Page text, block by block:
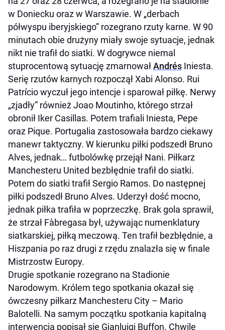
w Doniecku oraz w Warszawie. W „derbach
półwyspu iberyjskiego” rozegrano rzuty karne. W 90
minutach obie drużyny miały swoje sytuacje, jednak
nikt nie trafił do siatki. W dogrywce niemal
stuprocentową sytuację zmarnowałAndrés Iniesta.
Serię rzutów karnych rozpoczął Xabi Alonso. Rui
Patrício wyczuł jego intencje i sparował piłkę. Nerwy
„zjadły” również Joao Moutinho, którego strzał
obronił Iker Casillas. Potem trafiali Iniesta, Pepe
oraz Pique. Portugalia zastosowała bardzo ciekawy
manewr taktyczny. W kierunku piłki podszedł Bruno
Alves, jednak… futbolówkę przejął Nani. Piłkarz
Manchesteru United bezbłędnie trafił do siatki.
Potem do siatki trafił Sergio Ramos. Do następnej
piłki podszedł Bruno Alves. Uderzył dość mocno,
jednak piłka trafiła w poprzeczkę. Brak gola sprawił,
że strzał Fàbregasa był, używając numenklatury
siatkarskiej, piłką meczową. Ten trafił bezbłędnie, a
Hiszpania po raz drugi z rzędu znalazła się w finale
Mistrzostw Europy.
Drugie spotkanie rozegrano na Stadionie
Narodowym. Królem tego spotkania okazał się
ówczesny piłkarz Manchesteru City – Mario
Balotelli. Na samym początku spotkania kapitalną
interwencją popisał się Gianluigi Buffon. Chwilę